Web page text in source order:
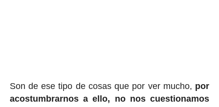
Son de ese tipo de cosas que por ver mucho, por
acostumbrarnos a ello, no nos cuestionamos